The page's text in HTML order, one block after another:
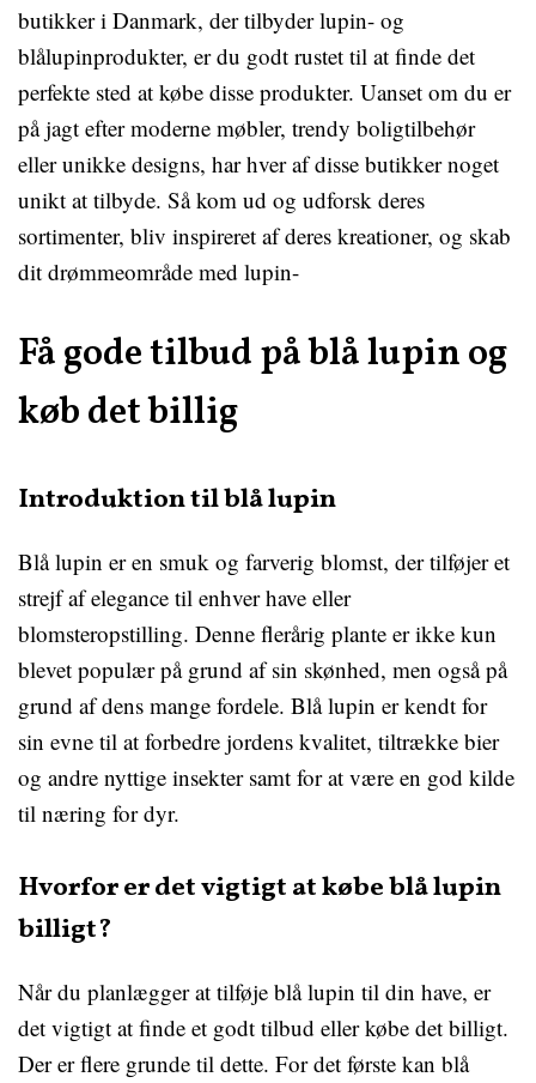
butikker i Danmark, der tilbyder lupin- og
blålupinprodukter, er du godt rustet til at finde det
perfekte sted at købe disse produkter. Uanset om du er
på jagt efter moderne møbler, trendy boligtilbehør
eller unikke designs, har hver af disse butikker noget
unikt at tilbyde. Så kom ud og udforsk deres
sortimenter, bliv inspireret af deres kreationer, og skab
dit drømmeområde med lupin-
Få gode tilbud på blå lupin og
køb det billig
Introduktion til blå lupin
Blå lupin er en smuk og farverig blomst, der tilføjer et
strejf af elegance til enhver have eller
blomsteropstilling. Denne flerårig plante er ikke kun
blevet populær på grund af sin skønhed, men også på
grund af dens mange fordele. Blå lupin er kendt for
sin evne til at forbedre jordens kvalitet, tiltrække bier
og andre nyttige insekter samt for at være en god kilde
til næring for dyr.
Hvorfor er det vigtigt at købe blå lupin
billigt?
Når du planlægger at tilføje blå lupin til din have, er
det vigtigt at finde et godt tilbud eller købe det billigt.
Der er flere grunde til dette. For det første kan blå